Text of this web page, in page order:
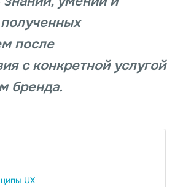
после
с конкретной услугой
бренда.
UX